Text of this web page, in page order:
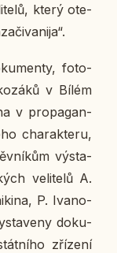
který ote­
fo­to­
v Bílém
v pro­pa­gan­
cha­rak­te­ru,
vý­sta­
ve­li­te­lů A.
P. Iva­no­
do­ku­
zří­ze­ní